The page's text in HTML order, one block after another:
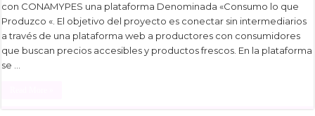
con CONAMYPES una plataforma Denominada «Consumo lo que
Produzco «. El objetivo del proyecto es conectar sin intermediarios
a través de una plataforma web a productores con consumidores
que buscan precios accesibles y productos frescos. En la plataforma
se …